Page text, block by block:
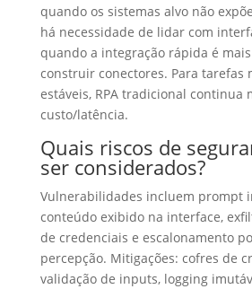
quando os sistemas alvo não
há necessidade de lidar com
quando a integração rápida é
construir conectores. Para tarefas
estáveis, RPA tradicional continua
custo/latência.
Quais riscos de
ser considerados?
Vulnerabilidades incluem prompt
conteúdo exibido na interface,
de credenciais e escalonamento
percepção. Mitigações: cofres de
validação de inputs, logging